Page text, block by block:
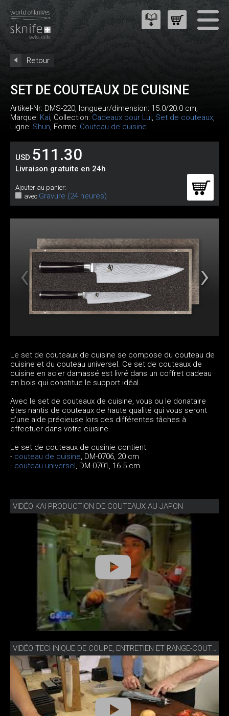
Retour
SET DE COUTEAUX DE CUISINE
Artikel-Nr: DMS-220, longueur/dimension: 15.0/20.0 cm,
Marque: Kai, Collection: Cadeaux pour Lui, Set de couteaux,
Ligne: Shun, Forme: Couteau de cuisine
USD 511.30
Livraison gratuite en 24h
Ajouter au panier:
avec Gravure (24 heures)
Le set de couteaux de cuisine se compose du couteau de
cuisine et du couteau universel. Ce set de couteaux de
cuisine en acier damassé est livré dans un coffret cadeau
en bois qui constitue le support idéal.
Avec le set de couteaux de cuisine, vous ou le donataire
êtes nantis de couteaux de haute qualité qui vous seront
d’une aide précieuse lors des différentes tâches à
effectuer dans votre cuisine.
Le set de couteaux de cusinie contient:
- couteau de cuisine, DM-0706, 20 cm
- couteau universel, DM-0701, 16.5 cm
VIDÉO KAI PRODUCTION DE COUTEAUX AU JAPON
VIDÉO TECHNIQUE DE COUPE, ENTRETIEN ET RANGE-COUTEAUX